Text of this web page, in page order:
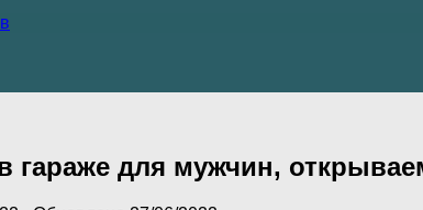
гараже для мужчин,